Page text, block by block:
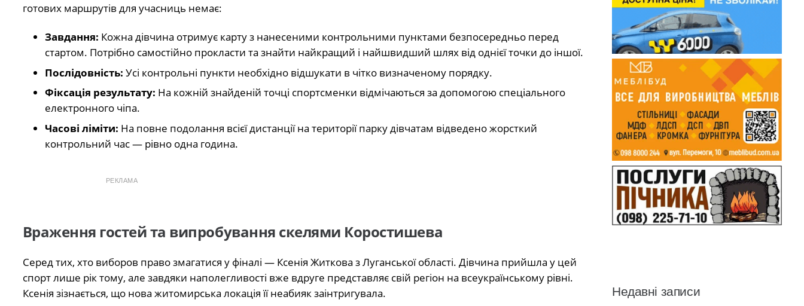
готових маршрутів для учасниць немає:
Завдання: Кожна дівчина отримує карту з нанесеними контрольними пунктами безпосередньо перед
стартом. Потрібно самостійно прокласти та знайти найкращий і найшвидший шлях від однієї точки до іншої.
Послідовність: Усі контрольні пункти необхідно відшукати в чітко визначеному порядку.
Фіксація результату: На кожній знайденій точці спортсменки відмічаються за допомогою спеціального
електронного чіпа.
Часові ліміти: На повне подолання всієї дистанції на території парку дівчатам відведено жорсткий
контрольний час — рівно одна година.
РЕКЛАМА
Враження гостей та випробування скелями Коростишева
Серед тих, хто виборов право змагатися у фіналі — Ксенія Житкова з Луганської області. Дівчина прийшла у цей
спорт лише рік тому, але завдяки наполегливості вже вдруге представляє свій регіон на всеукраїнському рівні.
Ксенія зізнається, що нова житомирська локація її неабияк заінтригувала.
Недавні записи